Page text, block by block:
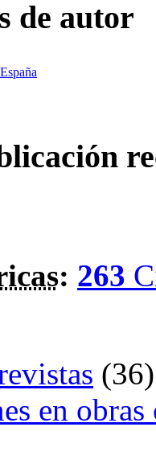
de autor
: 263
(36)
en